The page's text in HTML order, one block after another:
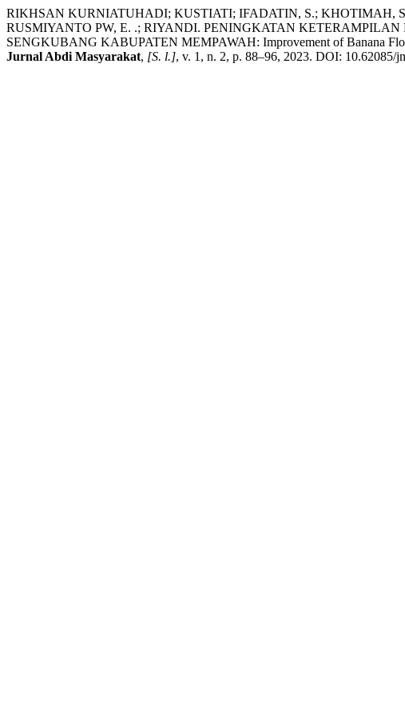
RIKHSAN KURNIATUHADI; KUSTIATI; IFADATIN, S.; KHOTIMAH,
RUSMIYANTO PW, E. .; RIYANDI. PENINGKATAN
SENGKUBANG KABUPATEN MEMPAWAH: Improvement of Banana
Jurnal Abdi Masyarakat, [S. l.], v. 1, n. 2, p. 88–96, 2023. DOI: 10.62085/